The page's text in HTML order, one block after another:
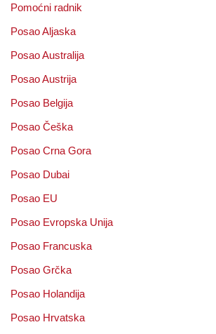
Pomoćni radnik
Posao Aljaska
Posao Australija
Posao Austrija
Posao Belgija
Posao Češka
Posao Crna Gora
Posao Dubai
Posao EU
Posao Evropska Unija
Posao Francuska
Posao Grčka
Posao Holandija
Posao Hrvatska